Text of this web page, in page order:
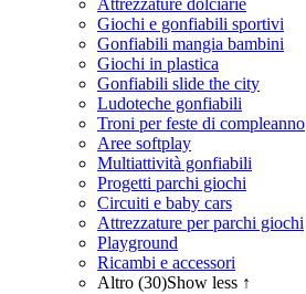
Attrezzature dolciarie
Giochi e gonfiabili sportivi
Gonfiabili mangia bambini
Giochi in plastica
Gonfiabili slide the city
Ludoteche gonfiabili
Troni per feste di compleanno
Aree softplay
Multiattività gonfiabili
Progetti parchi giochi
Circuiti e baby cars
Attrezzature per parchi giochi
Playground
Ricambi e accessori
Altro (30)Show less ↑